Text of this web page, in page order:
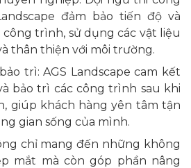
đảm bảo tiến độ và
trình, sử dụng các vật liệu
thân thiện với môi trường.
trì: AGS Landscape cam kết
bảo trì các công trình sau khi
giúp khách hàng yên tâm tận
gian sống của mình.
chỉ mang đến những không
mắt mà còn góp phần nâng